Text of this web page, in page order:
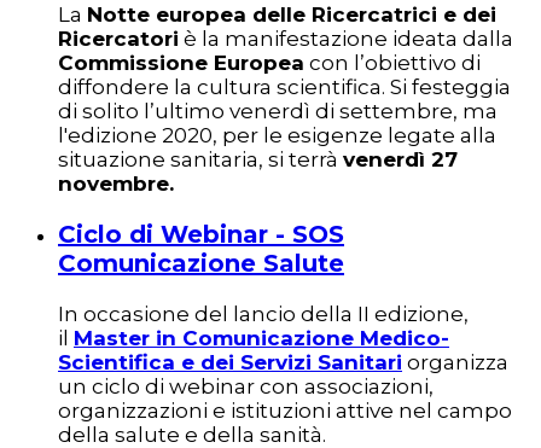
La Notte europea delle Ricercatrici e dei
Ricercatori è la manifestazione ideata dalla
Commissione Europea con l’obiettivo di
diffondere la cultura scientifica. Si festeggia
di solito l’ultimo venerdì di settembre, ma
l'edizione 2020, per le esigenze legate alla
situazione sanitaria, si terrà venerdì 27
novembre.
Ciclo di Webinar - SOS
Comunicazione Salute
In occasione del lancio della II edizione,
il Master in Comunicazione Medico-
Scientifica e dei Servizi Sanitari organizza
un ciclo di webinar con associazioni,
organizzazioni e istituzioni attive nel campo
della salute e della sanità.